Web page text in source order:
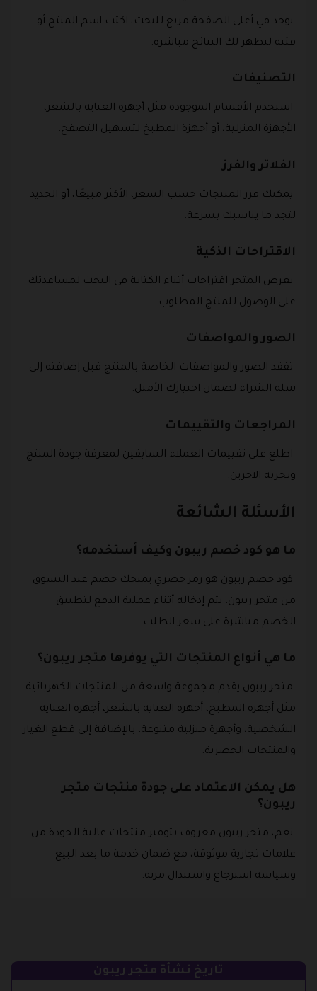
يوجد في أعلى الصفحة مربع للبحث، اكتب اسم المنتج أو
فئته لتظهر لك النتائج مباشرة.
التصنيفات
استخدم الأقسام الموجودة مثل أجهزة العناية بالشعر،
الأجهزة المنزلية، أو أجهزة المطبخ لتسهيل التصفح.
الفلاتر والفرز
يمكنك فرز المنتجات حسب السعر، الأكثر مبيعًا، أو الجديد
لتجد ما يناسبك بسرعة.
الاقتراحات الذكية
يعرض المتجر اقتراحات أثناء الكتابة في البحث لمساعدتك
على الوصول للمنتج المطلوب.
الصور والمواصفات
تفقد الصور والمواصفات الخاصة بالمنتج قبل إضافته إلى
سلة الشراء لضمان اختيارك الأمثل.
المراجعات والتقييمات
اطلع على تقييمات العملاء السابقين لمعرفة جودة المنتج
وتجربة الآخرين.
الأسئلة الشائعة
ما هو كود خصم ريبون وكيف أستخدمه؟
كود خصم ريبون هو رمز حصري يمنحك خصم عند التسوق
من متجر ريبون. يتم إدخاله أثناء عملية الدفع لتطبيق
الخصم مباشرة على سعر الطلب.
ما هي أنواع المنتجات التي يوفرها متجر ريبون؟
متجر ريبون يقدم مجموعة واسعة من المنتجات الكهربائية
مثل أجهزة المطبخ، أجهزة العناية بالشعر، أجهزة العناية
الشخصية، وأجهزة منزلية متنوعة، بالإضافة إلى قطع الغيار
والمنتجات الحصرية.
هل يمكن الاعتماد على جودة منتجات متجر
ريبون؟
نعم، متجر ريبون معروف بتوفير منتجات عالية الجودة من
علامات تجارية موثوقة، مع ضمان خدمة ما بعد البيع
وسياسة استرجاع واستبدال مرنة.
تاريخ نشأة متجر ريبون